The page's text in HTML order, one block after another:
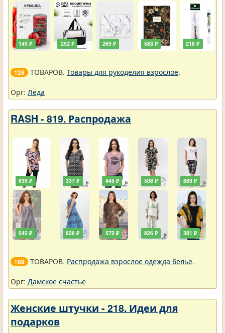
145 ₽ 252 ₽ 269 ₽ 583 ₽ 218 ₽
128 ТОВАРОВ. Товары для рукоделия взрослое.
Орг: Леда
RASH - 819. Распродажа
635 ₽
542 ₽
337 ₽
826 ₽
445 ₽
572 ₽
508 ₽
826 ₽
889 ₽
381 ₽
189 ТОВАРОВ. Распродажа взрослое одежда белье.
Орг: Дамское счастье
Женские штучки - 218. Идеи для
подарков